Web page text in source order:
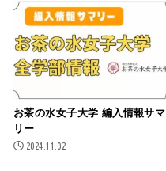
お茶の水女子大学 編入情報サマ
リー
2024.11.02